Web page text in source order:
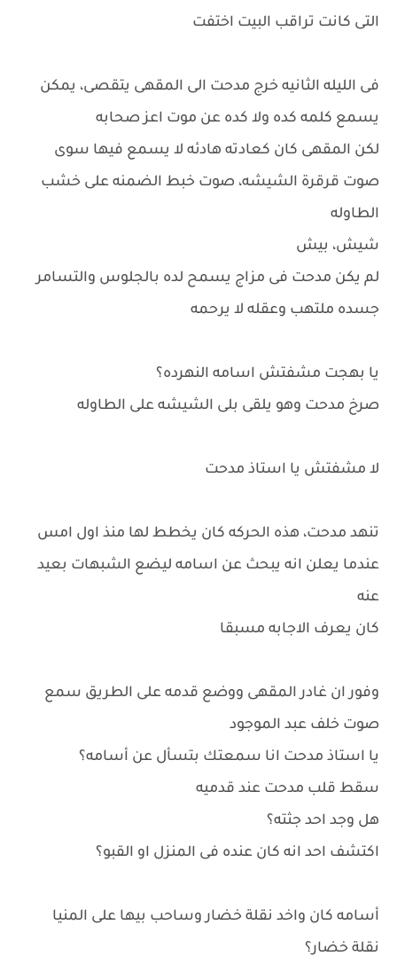
التى كانت تراقب البيت اختفت
فى الليله الثانيه خرج مدحت الى المقهى يتقصى، يمكن
يسمع كلمه كده ولا كده عن موت اعز صحابه
لكن المقهى كان كعادته هادئه لا يسمع فيها سوى
صوت قرقرة الشيشه، صوت خبط الضمنه على خشب
الطاوله
شيش، بيش
لم يكن مدحت فى مزاج يسمح لده بالجلوس والتسامر
جسده ملتهب وعقله لا يرحمه
يا بهجت مشفتش اسامه النهرده؟
صرخ مدحت وهو يلقى بلى الشيشه على الطاوله
لا مشفتش يا استاذ مدحت
تنهد مدحت، هذه الحركه كان يخطط لها منذ اول امس
عندما يعلن انه يبحث عن اسامه ليضع الشبهات بعيد
عنه
كان يعرف الاجابه مسبقا
وفور ان غادر المقهى ووضع قدمه على الطريق سمع
صوت خلف عبد الموجود
يا استاذ مدحت انا سمعتك بتسأل عن أسامه؟
سقط قلب مدحت عند قدميه
هل وجد احد جثته؟
اكتشف احد انه كان عنده فى المنزل او القبو؟
أسامه كان واخد نقلة خضار وساحب بيها على المنيا
نقلة خضار؟